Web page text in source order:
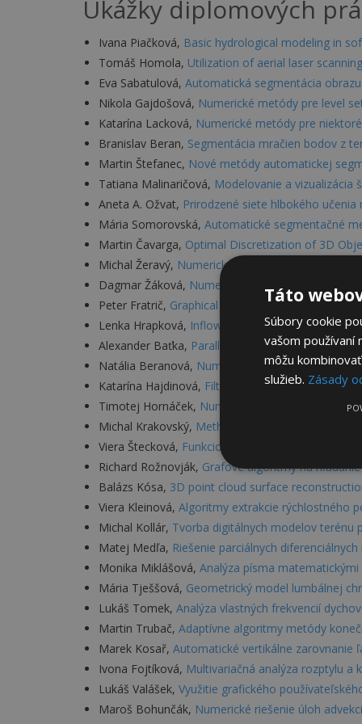
Ukážky diplomových
Ivana Piačková, Basic hydrological modeling in
Tomáš Homola, Utilization of aerial laser
Eva Sabatulová, Automatická segmentácia
Nikola Gajdošová, Numerické metódy pre level
Katarína Lacková, Numerické metódy pre
Branislav Beran, Segmentácia mračien bodov z
Martin Štefanec, Nové metódy automatickej
Tatiana Malinaričová, Modelovanie a vizualizácia
Aneta A. Ožvat, Prirodzené siete hlbokého
Mária Somorovská, Automatické segmentačné
Martin Čavarga, Optimal Discretization of 3D
Michal Žeravý, Numerické modelovanie lavíny
Dagmar Žáková, Numerické metódy na riešenie
Peter Fratrič, Graphical probability models and
Lenka Hrapková, Inflow-implicit/outflow-explicit
Alexander Baťka, Parallel computing in image
Natália Beranová, Numerické metódy na
Katarína Hajdinová, Filtrácia SAR (radarových)
Timotej Hornáček, Numerické metódy na
Michal Krakovský, Methods of algorithmic trading
Viera Štecková, Funkcionalita a schematické
Richard Rožnovják, Grafové algoritmy na
Balázs Kósa, 3D point cloud surface
Viera Kleinová, Algoritmy extrakcie rýchlostného
Michal Kollár, Tvorba digitálnych modelov terénu
Matej Medľa, Riešenie parciálnych
Monika Miklášová, Analýza písma
Mária Tješšová, Geometrický model lumbálnej
Lukáš Tomek, Analýza vlastných frekvencií
Martin Trubač, Adaptívne algoritmy metódy
Marek Kosař, Automatické vertikálne zarovnanie
Ivona Fojtíková, Multivariačná analýza rozptylu a
Lukáš Valášek, Využitie grafického
Maroš Bohunčák, Numerické riešenie úloh
Táto
Súbory cookie
vašom používaní
môžu
služieb. Zásady